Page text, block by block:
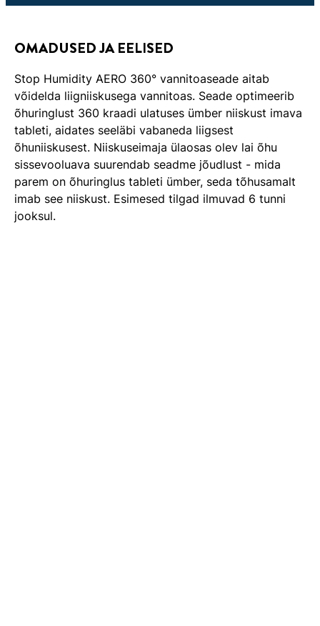
OMADUSED JA EELISED
Stop Humidity AERO 360° vannitoaseade aitab
võidelda liigniiskusega vannitoas. Seade optimeerib
õhuringlust 360 kraadi ulatuses ümber niiskust imava
tableti, aidates seeläbi vabaneda liigsest
õhuniiskusest. Niiskuseimaja ülaosas olev lai õhu
sissevooluava suurendab seadme jõudlust - mida
parem on õhuringlus tableti ümber, seda tõhusamalt
imab see niiskust. Esimesed tilgad ilmuvad 6 tunni
jooksul.